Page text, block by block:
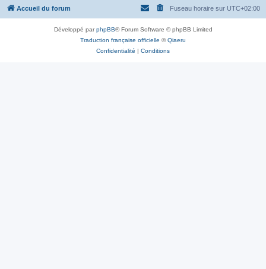
Accueil du forum Fuseau horaire sur UTC+02:00
Développé parphpBB® Forum Software © phpBB Limited
Traduction française officielle ©Qiaeru
Confidentialité | Conditions